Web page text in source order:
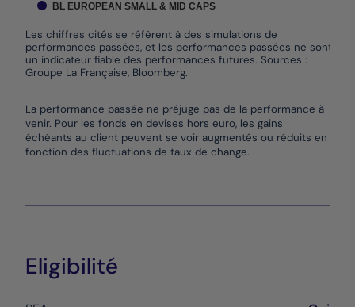
Les chiffres cités se réfèrent à des simulations de
performances passées, et les performances passées ne sont pas
un indicateur fiable des performances futures. Sources :
Groupe La Française, Bloomberg.
BL EUROPEAN SMALL & MID CAPS
La performance passée ne préjuge pas de la performance à
venir. Pour les fonds en devises hors euro, les gains
échéants au client peuvent se voir augmentés ou réduits en
fonction des fluctuations de taux de change.
Eligibilité